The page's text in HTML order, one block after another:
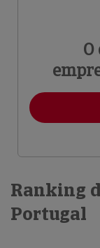
Ranking
Portugal